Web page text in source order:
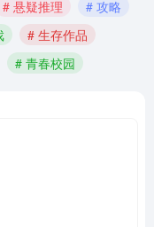
# 悬疑推理
# 攻略
# 生存作品
# 青春校园